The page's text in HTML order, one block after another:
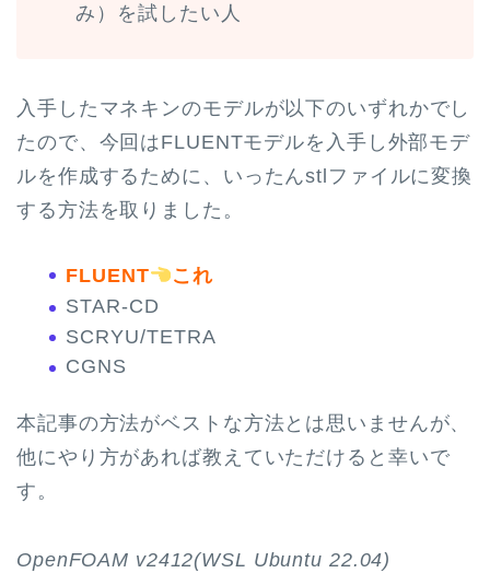
み）を試したい人
入手したマネキンのモデルが以下のいずれかでし
たので、今回はFLUENTモデルを入手し外部モデ
ルを作成するために、いったんstlファイルに変換
する方法を取りました。
FLUENT
これ
STAR-CD
SCRYU/TETRA
CGNS
本記事の方法がベストな方法とは思いませんが、
他にやり方があれば教えていただけると幸いで
す。
OpenFOAM v2412(WSL Ubuntu 22.04)